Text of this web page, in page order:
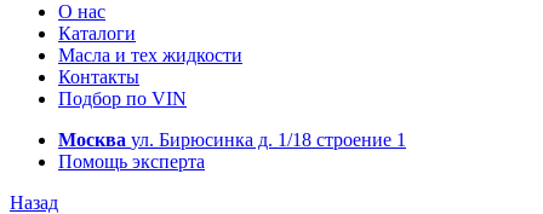
О нас
Каталоги
Масла и тех жидкости
Контакты
Подбор по VIN
Москва ул. Бирюсинка д. 1/18 строение 1
Помощь эксперта
Назад